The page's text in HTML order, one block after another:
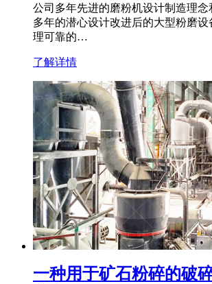
公司多年先进的磨粉机设计制造理念
多年的潜心设计改进后的大型粉磨
理可靠的…
了解详情
一种用于矿石粉碎的破